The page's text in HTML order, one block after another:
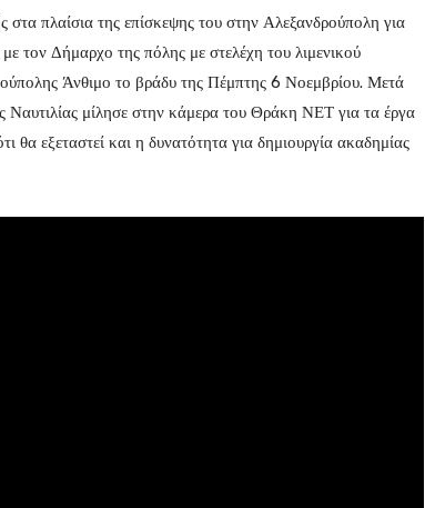
πλαίσια της επίσκεψης του στην Αλεξανδρούπολη για
τον Δήμαρχο της πόλης με στελέχη του λιμενικού
Άνθιμο το βράδυ της Πέμπτης 6 Νοεμβρίου. Μετά
μίλησε στην κάμερα του Θράκη ΝΕΤ για τα έργα
θα εξεταστεί και η δυνατότητα για δημιουργία ακαδημίας